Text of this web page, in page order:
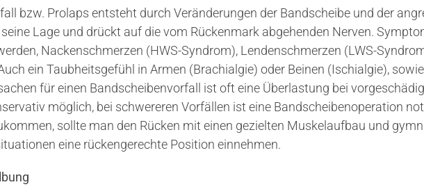
bzw. Prolaps entsteht durch Veränderungen der Bandscheibe und der
Lage und drückt auf die vom Rückenmark abgehenden Nerven.
Nackenschmerzen (HWS-Syndrom), Lendenschmerzen (LWS-
ein Taubheitsgefühl in Armen (Brachialgie) oder Beinen (Ischialgie),
für einen Bandscheibenvorfall ist oft eine Überlastung bei
möglich, bei schwereren Vorfällen ist eine Bandscheibenoperation
sollte man den Rücken mit einen gezielten Muskelaufbau und
eine rückengerechte Position einnehmen.